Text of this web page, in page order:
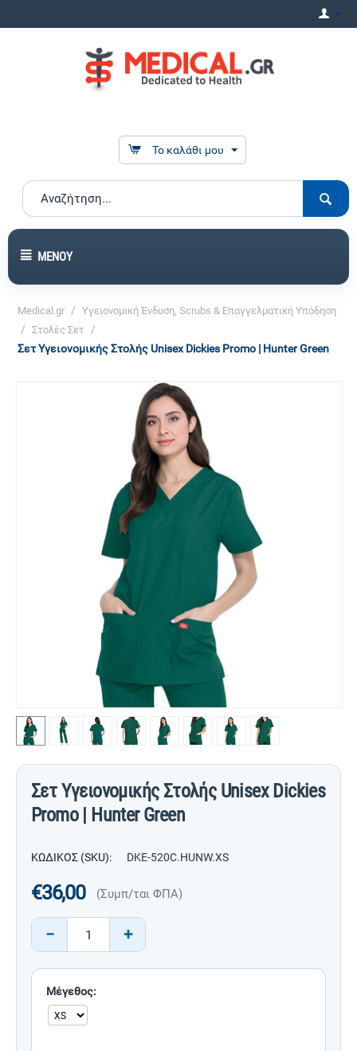
Το καλάθι μου
ΜΕΝΟΎ
Medical.gr / Υγειονομική Ένδυση, Scrubs & Επαγγελματική Υπόδηση
/ Στολές Σετ
/
Σετ Υγειονομικής Στολής Unisex Dickies Promo | Hunter Green
Σετ Υγειονομικής Στολής Unisex Dickies
Promo | Hunter Green
ΚΩΔΙΚΟΣ (SKU): DKE-520C.HUNW.XS
€36,00 (Συμπ/ται ΦΠΑ)
+
−
Μέγεθος: